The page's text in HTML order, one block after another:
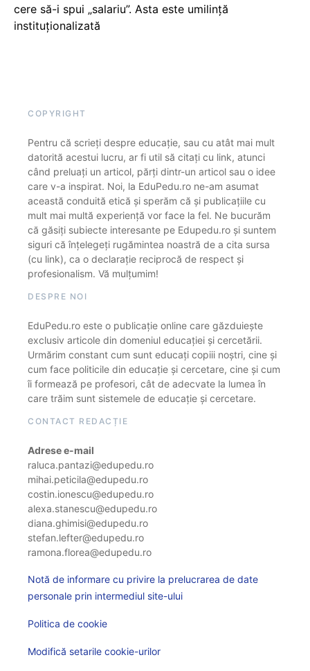
cere să-i spui „salariu”. Asta este umilință
instituționalizată
COPYRIGHT
Pentru că scrieți despre educație, sau cu atât mai mult
datorită acestui lucru, ar fi util să citați cu link, atunci
când preluați un articol, părți dintr-un articol sau o idee
care v-a inspirat. Noi, la EduPedu.ro ne-am asumat
această conduită etică și sperăm că și publicațiile cu
mult mai multă experiență vor face la fel. Ne bucurăm
că găsiți subiecte interesante pe Edupedu.ro și suntem
siguri că înțelegeți rugămintea noastră de a cita sursa
(cu link), ca o declarație reciprocă de respect și
profesionalism. Vă mulțumim!
DESPRE NOI
EduPedu.ro este o publicație online care găzduiește
exclusiv articole din domeniul educației și cercetării.
Urmărim constant cum sunt educați copiii noștri, cine și
cum face politicile din educație și cercetare, cine și cum
îi formează pe profesori, cât de adecvate la lumea în
care trăim sunt sistemele de educație și cercetare.
CONTACT REDACȚIE
Adrese e-mail
raluca.pantazi@edupedu.ro
mihai.peticila@edupedu.ro
costin.ionescu@edupedu.ro
alexa.stanescu@edupedu.ro
diana.ghimisi@edupedu.ro
stefan.lefter@edupedu.ro
ramona.florea@edupedu.ro
Notă de informare cu privire la prelucrarea de date
personale prin intermediul site-ului
Politica de cookie
Modifică setarile cookie-urilor